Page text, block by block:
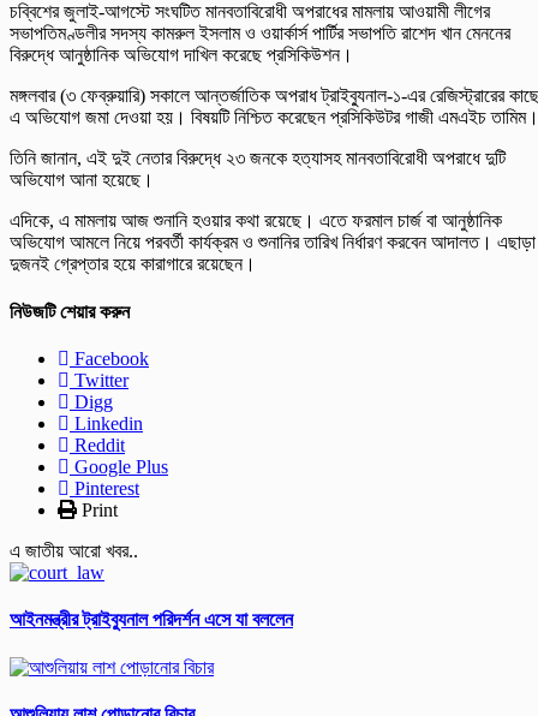
চব্বিশের জুলাই-আগস্টে সংঘটিত মানবতাবিরোধী অপরাধের মামলায় আওয়ামী লীগের
সভাপতিমণ্ডলীর সদস্য কামরুল ইসলাম ও ওয়ার্কার্স পার্টির সভাপতি রাশেদ খান মেননের
বিরুদ্ধে আনুষ্ঠানিক অভিযোগ দাখিল করেছে প্রসিকিউশন।
মঙ্গলবার (৩ ফেব্রুয়ারি) সকালে আন্তর্জাতিক অপরাধ ট্রাইব্যুনাল-১-এর রেজিস্ট্রারের কাছে
এ অভিযোগ জমা দেওয়া হয়। বিষয়টি নিশ্চিত করেছেন প্রসিকিউটর গাজী এমএইচ তামিম।
তিনি জানান, এই দুই নেতার বিরুদ্ধে ২৩ জনকে হত্যাসহ মানবতাবিরোধী অপরাধে দুটি
অভিযোগ আনা হয়েছে।
এদিকে, এ মামলায় আজ শুনানি হওয়ার কথা রয়েছে। এতে ফরমাল চার্জ বা আনুষ্ঠানিক
অভিযোগ আমলে নিয়ে পরবর্তী কার্যক্রম ও শুনানির তারিখ নির্ধারণ করবেন আদালত। এছাড়া
দুজনই গ্রেপ্তার হয়ে কারাগারে রয়েছেন।
নিউজটি শেয়ার করুন
Facebook
Twitter
Digg
Linkedin
Reddit
Google Plus
Pinterest
Print
এ জাতীয় আরো খবর..
আইনমন্ত্রীর ট্রাইব্যুনাল পরিদর্শন এসে যা বললেন